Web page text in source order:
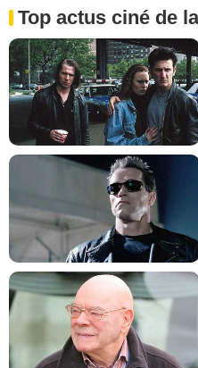
Top actus ciné de